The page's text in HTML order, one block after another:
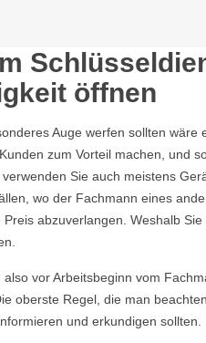
öffnen
Auge werfen sollten
zum Vorteil machen, und
Sie auch meistens
wo der Fachmann eines
Preis abzuverlangen. Weshalb
also vor Arbeitsbeginn vom
oberste Regel, die man
und erkundigen sollten.